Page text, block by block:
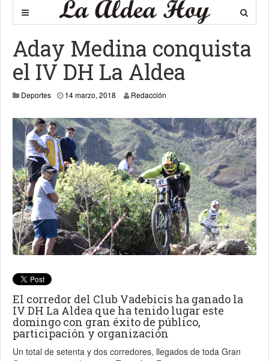
Aday Medina conquista
el IV DH La Aldea
Deportes 14 marzo, 2018 Redacción
El corredor del Club Vadebicis ha ganado la
IV DH La Aldea que ha tenido lugar este
domingo con gran éxito de público,
participación y organización
Un total de setenta y dos corredores, llegados de toda Gran